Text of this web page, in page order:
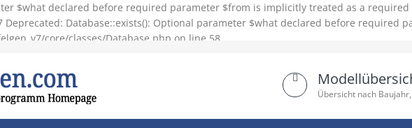
$what declared before required parameter $from is implicitly treated as a
Deprecated: Database::exists(): Optional parameter $what declared before
core/classes/Database.php on line 58
Übersicht nach Baujahr,